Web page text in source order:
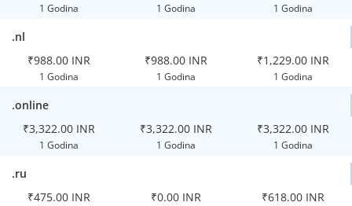
1 Godina 1 Godina 1 Godina
.nl
₹988.00 INR
1 Godina
₹988.00 INR
1 Godina
₹1,229.00 INR
1 Godina
.online
₹3,322.00 INR
1 Godina
₹3,322.00 INR
1 Godina
₹3,322.00 INR
1 Godina
.ru
₹475.00 INR
₹0.00 INR ₹618.00 INR